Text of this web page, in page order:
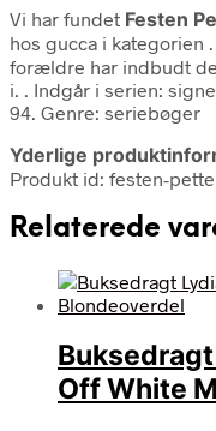
Vi har fundet Festen
hos gucca i kategorien
forældre har indbudt
i. . Indgår i serien:
94. Genre: seriebøger
Yderlige
Produkt id: festen-
Relaterede
Off White